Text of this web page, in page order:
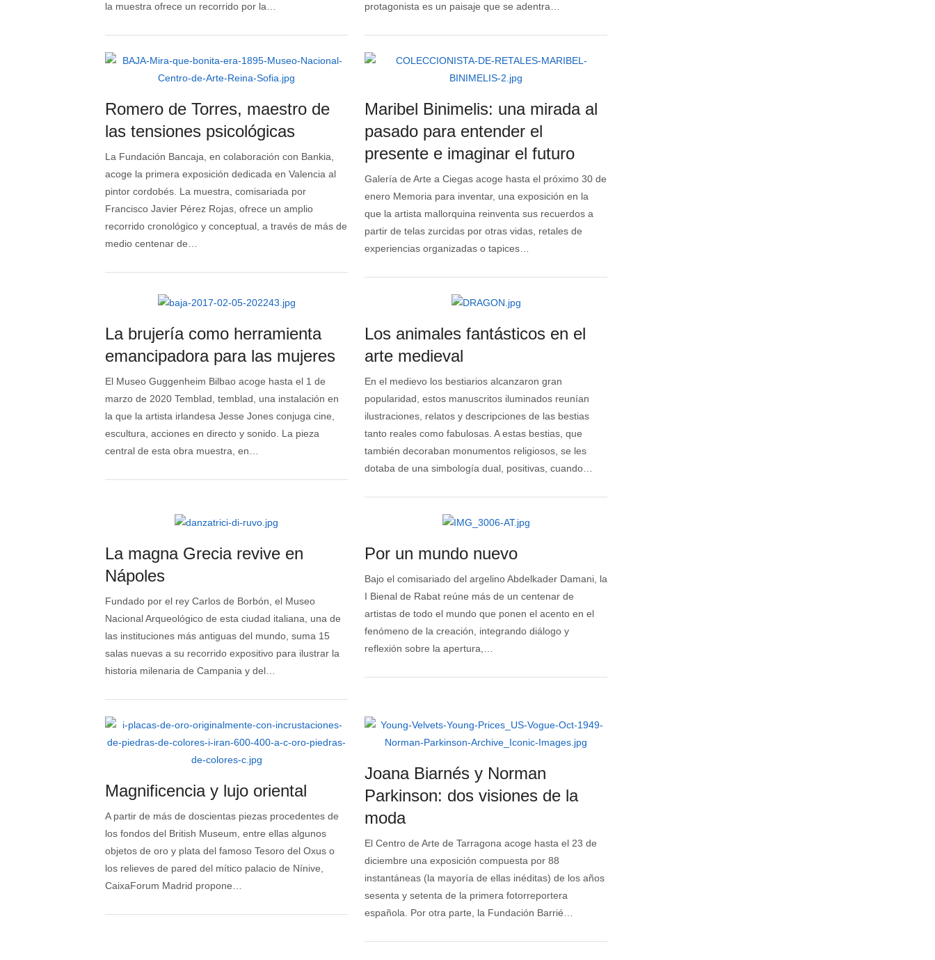
la muestra ofrece un recorrido por la…
protagonista es un paisaje que se adentra…
Romero de Torres, maestro de
las tensiones psicológicas
La Fundación Bancaja, en colaboración con Bankia,
acoge la primera exposición dedicada en Valencia al
pintor cordobés. La muestra, comisariada por
Francisco Javier Pérez Rojas, ofrece un amplio
recorrido cronológico y conceptual, a través de más de
medio centenar de…
Maribel Binimelis: una mirada al
pasado para entender el
presente e imaginar el futuro
Galería de Arte a Ciegas acoge hasta el próximo 30 de
enero Memoria para inventar, una exposición en la
que la artista mallorquina reinventa sus recuerdos a
partir de telas zurcidas por otras vidas, retales de
experiencias organizadas o tapices…
La brujería como herramienta
emancipadora para las mujeres
El Museo Guggenheim Bilbao acoge hasta el 1 de
marzo de 2020 Temblad, temblad, una instalación en
la que la artista irlandesa Jesse Jones conjuga cine,
escultura, acciones en directo y sonido. La pieza
central de esta obra muestra, en…
Los animales fantásticos en el
arte medieval
En el medievo los bestiarios alcanzaron gran
popularidad, estos manuscritos iluminados reunían
ilustraciones, relatos y descripciones de las bestias
tanto reales como fabulosas. A estas bestias, que
también decoraban monumentos religiosos, se les
dotaba de una simbología dual, positivas, cuando…
La magna Grecia revive en
Nápoles
Fundado por el rey Carlos de Borbón, el Museo
Nacional Arqueológico de esta ciudad italiana, una de
las instituciones más antiguas del mundo, suma 15
salas nuevas a su recorrido expositivo para ilustrar la
historia milenaria de Campania y del…
Por un mundo nuevo
Bajo el comisariado del argelino Abdelkader Damani, la
I Bienal de Rabat reúne más de un centenar de
artistas de todo el mundo que ponen el acento en el
fenómeno de la creación, integrando diálogo y
reflexión sobre la apertura,…
Magnificencia y lujo oriental
A partir de más de doscientas piezas procedentes de
los fondos del British Museum, entre ellas algunos
objetos de oro y plata del famoso Tesoro del Oxus o
los relieves de pared del mítico palacio de Nínive,
CaixaForum Madrid propone…
Joana Biarnés y Norman
Parkinson: dos visiones de la
moda
El Centro de Arte de Tarragona acoge hasta el 23 de
diciembre una exposición compuesta por 88
instantáneas (la mayoría de ellas inéditas) de los años
sesenta y setenta de la primera fotorreportera
española. Por otra parte, la Fundación Barrié…